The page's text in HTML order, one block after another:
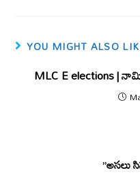
YOU MIGHT ALSO
MLC E elections |
”అసలు